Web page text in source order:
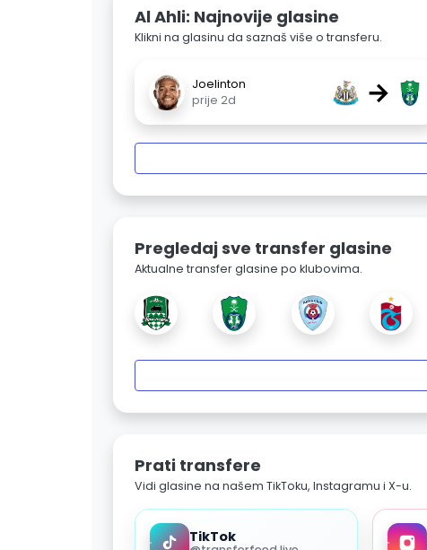
Al Ahli: Najnovije glasine
Klikni na glasinu da saznaš više o transferu.
Joelinton
prije 2d
→
Pregledaj sve transfer glasine
Aktualne transfer glasine po klubovima.
Prati transfere
Vidi glasine na našem TikToku, Instagramu i X-u.
TikTok